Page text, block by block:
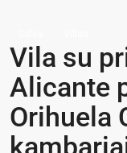
Vila su
Alicante
Orihuela